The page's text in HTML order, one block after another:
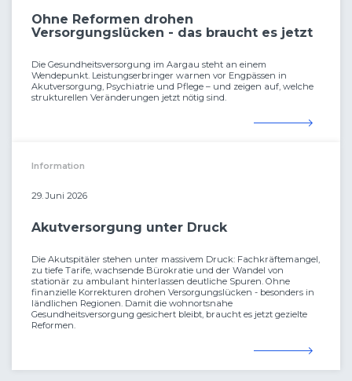
Ohne Reformen drohen
Versorgungslücken - das braucht es jetzt
Die Gesundheitsversorgung im Aargau steht an einem
Wendepunkt. Leistungserbringer warnen vor Engpässen in
Akutversorgung, Psychiatrie und Pflege – und zeigen auf, welche
strukturellen Veränderungen jetzt nötig sind.
Information
29. Juni 2026
Akutversorgung unter Druck
Die Akutspitäler stehen unter massivem Druck: Fachkräftemangel,
zu tiefe Tarife, wachsende Bürokratie und der Wandel von
stationär zu ambulant hinterlassen deutliche Spuren. Ohne
finanzielle Korrekturen drohen Versorgungslücken - besonders in
ländlichen Regionen. Damit die wohnortsnahe
Gesundheitsversorgung gesichert bleibt, braucht es jetzt gezielte
Reformen.